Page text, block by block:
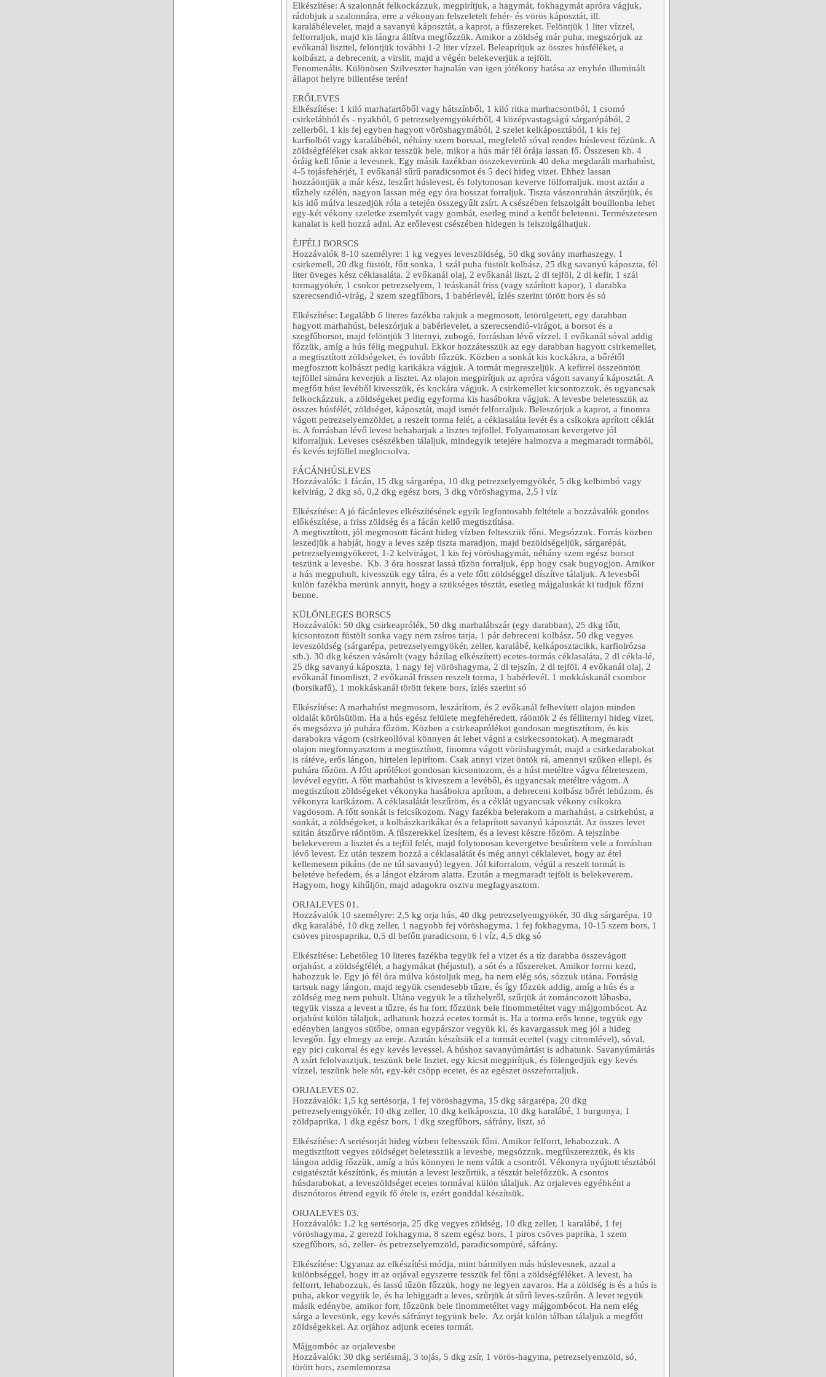
Elkészítése: A szalonnát felkockázzuk, megpirítjuk, a hagymát, fokhagymát apróra vágjuk,
rádobjuk a szalonnára, erre a vékonyan felszeletelt fehér- és vörös káposztát, ill.
karalábélevelet, majd a savanyú káposztát, a kaprot, a fűszereket. Felöntjük 1 liter vízzel,
felforraljuk, majd kis lángra állítva megfőzzük. Amikor a zöldség már puha, megszórjuk az
evőkanál liszttel, felöntjük további 1-2 liter vízzel. Beleaprítjuk az összes húsféléket, a
kolbászt, a debrecenit, a virslit, majd a végén belekeverjük a tejfölt.
Fenomenális. Különösen Szilveszter hajnalán van igen jótékony hatása az enyhén illuminált
állapot helyre billentése terén!
ERŐLEVES
Elkészítése: 1 kiló marhafartőből vagy hátszínből, 1 kiló ritka marhacsontból, 1 csomó
csirkelábból és - nyakból, 6 petrezselyemgyökérből, 4 középvastagságú sárgarépából, 2
zellerből, 1 kis fej egyben hagyott vöröshagymából, 2 szelet kelkáposztából, 1 kis fej
karfiolból vagy karalábéból, néhány szem borssal, megfelelő sóval rendes húslevest főzünk. A
zöldségféléket csak akkor tesszük bele, mikor a hús már fél órája lassan fő. Összesen kb. 4
óráig kell főnie a levesnek. Egy másik fazékban összekeverünk 40 deka megdarált marhahúst,
4-5 tojásfehérjét, 1 evőkanál sűrű paradicsomot és 5 deci hideg vizet. Ehhez lassan
hozzáöntjük a már kész, leszűrt húslevest, és folytonosan keverve fölforraljuk. most aztán a
tűzhely szélén, nagyon lassan még egy óra hosszat forraljuk. Tiszta vászonruhán átszűrjük, és
kis idő múlva leszedjük róla a tetején összegyűlt zsírt. A csészében felszolgált bouillonba lehet
egy-két vékony szeletke zsemlyét vagy gombát, esetleg mind a kettőt beletenni. Természetesen
kanalat is kell hozzá adni. Az erőlevest csészében hidegen is felszolgálhatjuk.
ÉJFÉLI BORSCS
Hozzávalók 8-10 személyre: 1 kg vegyes leveszöldség, 50 dkg sovány marhaszegy, 1
csirkemell, 20 dkg füstölt, főtt sonka, 1 szál puha füstölt kolbász, 25 dkg savanyú káposzta, fél
liter üveges kész céklasaláta. 2 evőkanál olaj, 2 evőkanál liszt, 2 dl tejföl, 2 dl kefir, 1 szál
tormagyökér, 1 csokor petrezselyem, 1 teáskanál friss (vagy szárított kapor), 1 darabka
szerecsendió-virág, 2 szem szegfűbors, 1 babérlevél, ízlés szerint törött bors és só
Elkészítése: Legalább 6 literes fazékba rakjuk a megmosott, letörülgetett, egy darabban
hagyott marhahúst, beleszórjuk a babérlevelet, a szerecsendió-virágot, a borsot és a
szegfűborsot, majd felöntjük 3 liternyi, zubogó, forrásban lévő vízzel. 1 evőkanál sóval addig
főzzük, amíg a hús félig megpuhul. Ekkor hozzátesszük az egy darabban hagyott csirkemellet,
a megtisztított zöldségeket, és tovább főzzük. Közben a sonkát kis kockákra, a bőrétől
megfosztott kolbászt pedig karikákra vágjuk. A tormát megreszeljük. A kefirrel összeöntött
tejföllel simára keverjük a lisztet. Az olajon megpirítjuk az apróra vágott savanyú káposztát. A
megfőtt húst levéből kivesszük, és kockára vágjuk. A csirkemellet kicsontozzuk, és ugyancsak
felkockázzuk, a zöldségeket pedig egyforma kis hasábokra vágjuk. A levesbe beletesszük az
összes húsfélét, zöldséget, káposztát, majd ismét felforraljuk. Beleszórjuk a kaprot, a finomra
vágott petrezselyemzöldet, a reszelt torma felét, a céklasaláta levét és a csíkokra aprított céklát
is. A forrásban lévő levest behabarjuk a lisztes tejföllel. Folyamatosan kevergetve jól
kiforraljuk. Leveses csészékben tálaljuk, mindegyik tetejére halmozva a megmaradt tormából,
és kevés tejföllel meglocsolva.
FÁCÁNHÚSLEVES
Hozzávalók: 1 fácán, 15 dkg sárgarépa, 10 dkg petrezselyemgyökér, 5 dkg kelbimbó vagy
kelvirág, 2 dkg só, 0,2 dkg egész bors, 3 dkg vöröshagyma, 2,5 l víz
Elkészítése: A jó fácánleves elkészítésének egyik legfontosabb feltétele a hozzávalók gondos
előkészítése, a friss zöldség és a fácán kellő megtisztítása.
A megtisztított, jól megmosott fácánt hideg vízben feltesszük főni. Megsózzuk. Forrás közben
leszedjük a habját, hogy a leves szép tiszta maradjon, majd bezöldségeljük, sárgarépát,
petrezselyemgyökeret, 1-2 kelvirágot, 1 kis fej vöröshagymát, néhány szem egész borsot
teszünk a levesbe. Kb. 3 óra hosszat lassú tűzön forraljuk, épp hogy csak bugyogjon. Amikor
a hús megpuhult, kivesszük egy tálra, és a vele főtt zöldséggel díszítve tálaljuk. A levesből
külön fazékba merünk annyit, hogy a szükséges tésztát, esetleg májgaluskát ki tudjuk főzni
benne.
KÜLÖNLEGES BORSCS
Hozzávalók: 50 dkg csirkeaprólék, 50 dkg marhalábszár (egy darabban), 25 dkg főtt,
kicsontozott füstölt sonka vagy nem zsíros tarja, 1 pár debreceni kolbász. 50 dkg vegyes
leveszöldség (sárgarépa, petrezselyemgyökér, zeller, karalábé, kelkáposztacikk, karfiolrózsa
stb.). 30 dkg készen vásárolt (vagy házilag elkészített) ecetes-tormás céklasaláta, 2 dl cékla-lé,
25 dkg savanyú káposzta, 1 nagy fej vöröshagyma, 2 dl tejszín, 2 dl tejföl, 4 evőkanál olaj, 2
evőkanál finomliszt, 2 evőkanál frissen reszelt torma, 1 babérlevél. 1 mokkáskanál csombor
(borsikafű), 1 mokkáskanál törött fekete bors, ízlés szerint só
Elkészítése: A marhahúst megmosom, leszárítom, és 2 evőkanál felhevített olajon minden
oldalát körülsütöm. Ha a hús egész felülete megfehéredett, ráöntök 2 és félliternyi hideg vizet,
és megsózva jó puhára főzöm. Közben a csirkeaprólékot gondosan megtisztítom, és kis
darabokra vágom (csirkeollóval könnyen át lehet vágni a csirkecsontokat). A megmaradt
olajon megfonnyasztom a megtisztított, finomra vágott vöröshagymát, majd a csirkedarabokat
is rátéve, erős lángon, hirtelen lepirítom. Csak annyi vizet öntök rá, amennyi szűken ellepi, és
puhára főzöm. A főtt aprólékot gondosan kicsontozom, és a húst metéltre vágva félreteszem,
levével együtt. A főtt marhahúst is kiveszem a levéből, és ugyancsak metéltre vágom. A
megtisztított zöldségeket vékonyka hasábokra aprítom, a debreceni kolbász bőrét lehúzom, és
vékonyra karikázom. A céklasalátát leszűröm, és a céklát ugyancsak vékony csíkokra
vagdosom. A főtt sonkát is felcsíkozom. Nagy fazékba belerakom a marhahúst, a csirkehúst, a
sonkát, a zöldségeket, a kolbászkarikákat és a felaprított savanyú káposztát. Az összes levet
szitán átszűrve ráöntöm. A fűszerekkel ízesítem, és a levest készre főzöm. A tejszínbe
belekeverem a lisztet és a tejföl felét, majd folytonosan kevergetve besűrítem vele a forrásban
lévő levest. Ez után teszem hozzá a céklasalátát és még annyi céklalevet, hogy az étel
kellemesem pikáns (de ne túl savanyú) legyen. Jól kiforralom, végül a reszelt tormát is
beletéve befedem, és a lángot elzárom alatta. Ezután a megmaradt tejfölt is belekeverem.
Hagyom, hogy kihűljön, majd adagokra osztva megfagyasztom.
ORJALEVES 01.
Hozzávalók 10 személyre: 2,5 kg orja hús, 40 dkg petrezselyemgyökér, 30 dkg sárgarépa, 10
dkg karalábé, 10 dkg zeller, 1 nagyobb fej vöröshagyma, 1 fej fokhagyma, 10-15 szem bors, 1
csöves pirospaprika, 0,5 dl befőtt paradicsom, 6 l víz, 4,5 dkg só
Elkészítése: Lehetőleg 10 literes fazékba tegyük fel a vizet és a tíz darabba összevágott
orjahúst, a zöldségfélét, a hagymákat (héjastul), a sót és a fűszereket. Amikor forrni kezd,
habozzuk le. Egy jó fél óra múlva kóstoljuk meg, ha nem elég sós, sózzuk utána. Forrásig
tartsuk nagy lángon, majd tegyük csendesebb tűzre, és így főzzük addig, amíg a hús és a
zöldség meg nem puhult. Utána vegyük le a tűzhelyről, szűrjük át zománcozott lábasba,
tegyük vissza a levest a tűzre, és ha forr, főzzünk bele finommetéltet vagy májgombócot. Az
orjahúst külön tálaljuk, adhatunk hozzá ecetes tormát is. Ha a torma erős lenne, tegyük egy
edényben langyos sütőbe, onnan egypárszor vegyük ki, és kavargassuk meg jól a hideg
levegőn. Így elmegy az ereje. Azután készítsük el a tormát ecettel (vagy citromlével), sóval,
egy pici cukorral és egy kevés levessel. A húshoz savanyúmártást is adhatunk. Savanyúmártás
A zsírt felolvasztjuk, teszünk bele lisztet, egy kicsit megpirítjuk, és fölengedjük egy kevés
vízzel, teszünk bele sót, egy-két csöpp ecetet, és az egészet összeforraljuk.
ORJALEVES 02.
Hozzávalók: 1,5 kg sertésorja, 1 fej vöröshagyma, 15 dkg sárgarépa, 20 dkg
petrezselyemgyökér, 10 dkg zeller, 10 dkg kelkáposzta, 10 dkg karalábé, 1 burgonya, 1
zöldpaprika, 1 dkg egész bors, 1 dkg szegfűbors, sáfrány, liszt, só
Elkészítése: A sertésorját hideg vízben feltesszük főni. Amikor felforrt, lehabozzuk. A
megtisztított vegyes zöldséget beletesszük a levesbe, megsózzuk, megfűszerezzük, és kis
lángon addig főzzük, amíg a hús könnyen le nem válik a csontról. Vékonyra nyújtott tésztából
csigatésztát készítünk, és miután a levest leszűrtük, a tésztát belefőzzük. A csontos
húsdarabokat, a leveszöldséget ecetes tormával külön tálaljuk. Az orjaleves egyébként a
disznótoros étrend egyik fő étele is, ezért gonddal készítsük.
ORJALEVES 03.
Hozzávalók: 1.2 kg sertésorja, 25 dkg vegyes zöldség, 10 dkg zeller, 1 karalábé, 1 fej
vöröshagyma, 2 gerezd fokhagyma, 8 szem egész bors, 1 piros csöves paprika, 1 szem
szegfűbors, só, zeller- és petrezselyemzöld, paradicsompüré, sáfrány.
Elkészítése: Ugyanaz az elkészítési módja, mint bármilyen más húslevesnek, azzal a
különbséggel, hogy itt az orjával egyszerre tesszük fel főni a zöldségféléket. A levest, ha
felforrt, lehabozzuk, és lassú tűzön főzzük, hogy ne legyen zavaros. Ha a zöldség is és a hús is
puha, akkor vegyük le, és ha lehiggadt a leves, szűrjük át sűrű leves-szűrőn. A levet tegyük
másik edénybe, amikor forr, főzzünk bele finommetéltet vagy májgombócot. Ha nem elég
sárga a levesünk, egy kevés sáfrányt tegyünk bele. Az orját külön tálban tálaljuk a megfőtt
zöldségekkel. Az orjához adjunk ecetes tormát.
Májgombóc az orjalevesbe
Hozzávalók: 30 dkg sertésmáj, 3 tojás, 5 dkg zsír, 1 vörös-hagyma, petrezselyemzöld, só,
törött bors, zsemlemorzsa